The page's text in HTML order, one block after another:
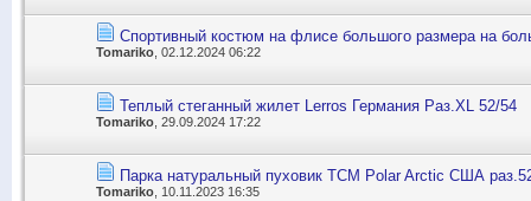
Спортивный костюм на флисе большого размера на
Tomariko , 02.12.2024 06:22
Теплый стеганный жилет Lerros Германия Раз.XL 52/54
Tomariko , 29.09.2024 17:22
Парка натуральный пуховик TCM Polar Arctic США
Tomariko, 10.11.2023 16:35